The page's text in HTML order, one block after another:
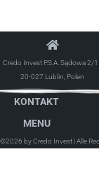
Credo Invest P.S.A. Sądowa 2/
20-027 Lublin, Polen
KONTAKT
MENU
©2026 by Credo Invest | Alle